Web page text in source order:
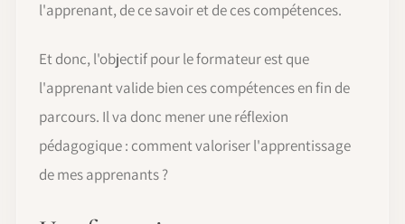
l'apprenant, de ce savoir et de ces compétences.
Et donc, l'objectif pour le formateur est que
l'apprenant valide bien ces compétences en fin de
parcours. Il va donc mener une réflexion
pédagogique : comment valoriser l'apprentissage
de mes apprenants ?